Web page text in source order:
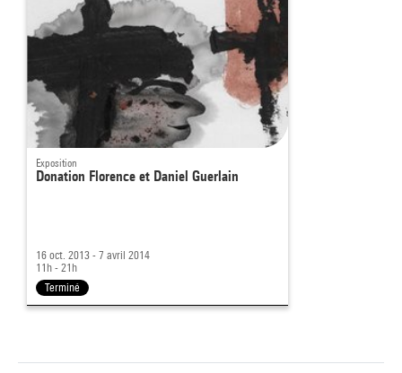
Exposition
Donation Florence et Daniel Guerlain
16 oct. 2013 - 7 avril 2014
11h - 21h
Terminé